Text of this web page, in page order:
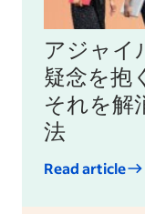
アジャイ
疑念を抱
それを解
法
Read article